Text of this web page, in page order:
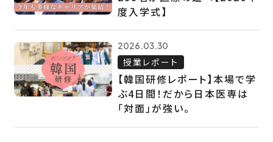
度入学式】
2026.03.30
授業レポート
【韓国研修レポート】本場で学
ぶ4日間！だから日本医専は
「対面」が強い。